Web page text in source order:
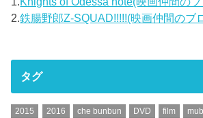
2.鉄腸野郎Z-SQUAD!!!!!(映画仲間のブ
タグ
2015 2016 che bunbun DVD film